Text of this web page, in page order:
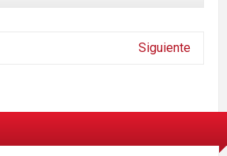
Siguiente